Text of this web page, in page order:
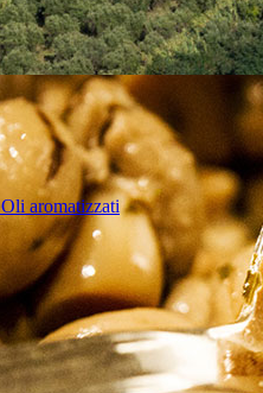
Oli aromatizzati